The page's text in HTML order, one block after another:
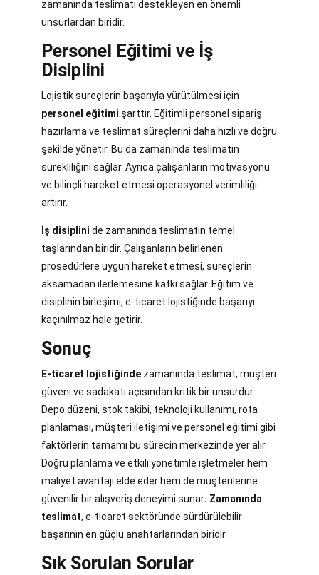
zamanında teslimatı destekleyen en önemli
unsurlardan biridir.
Personel Eğitimi ve İş
Disiplini
Lojistik süreçlerin başarıyla yürütülmesi için
personel eğitimi şarttır. Eğitimli personel sipariş
hazırlama ve teslimat süreçlerini daha hızlı ve doğru
şekilde yönetir. Bu da zamanında teslimatın
sürekliliğini sağlar. Ayrıca çalışanların motivasyonu
ve bilinçli hareket etmesi operasyonel verimliliği
artırır.
İş disiplini de zamanında teslimatın temel
taşlarından biridir. Çalışanların belirlenen
prosedürlere uygun hareket etmesi, süreçlerin
aksamadan ilerlemesine katkı sağlar. Eğitim ve
disiplinin birleşimi, e-ticaret lojistiğinde başarıyı
kaçınılmaz hale getirir.
Sonuç
E-ticaret lojistiğinde zamanında teslimat, müşteri
güveni ve sadakati açısından kritik bir unsurdur.
Depo düzeni, stok takibi, teknoloji kullanımı, rota
planlaması, müşteri iletişimi ve personel eğitimi gibi
faktörlerin tamamı bu sürecin merkezinde yer alır.
Doğru planlama ve etkili yönetimle işletmeler hem
maliyet avantajı elde eder hem de müşterilerine
güvenilir bir alışveriş deneyimi sunar. Zamanında
teslimat, e-ticaret sektöründe sürdürülebilir
başarının en güçlü anahtarlarından biridir.
Sık Sorulan Sorular